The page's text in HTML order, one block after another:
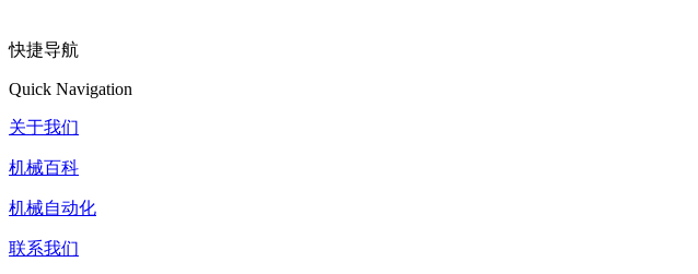
快捷导航
Quick Navigation
关于我们
机械百科
机械自动化
联系我们